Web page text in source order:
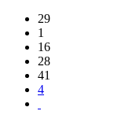
29
1
16
28
41
4